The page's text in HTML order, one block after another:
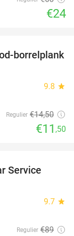
€24
21%
borrelplank
9.8 star
Regulier €14,50
€11 ,50
Service
9.7 star
Regulier €89